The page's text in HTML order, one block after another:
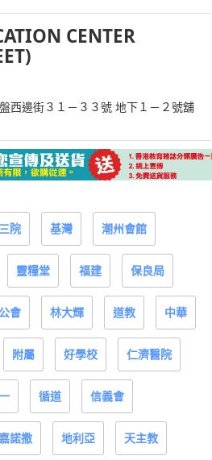
CENTER
西邊街３１－３３號 地下１－２號舖
院 基灣 潮州會館
靈糧堂 福建 保良局
會 林大輝 道教 中華
附屬 好學校 仁濟醫院
循道 信義會
嘉諾撒 地利亞 天主教